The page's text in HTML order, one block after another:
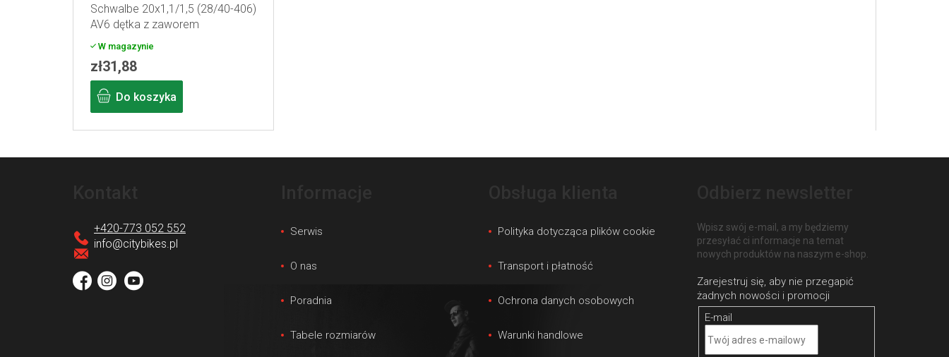
Schwalbe 20x1,1/1,5 (28/40-406)
AV6 dętka z zaworem
samochodowym
W magazynie
zł31,88
Do koszyka
info@citybikes.pl
+420-773 052 552 Serwis
O nas
Poradnia
Tabele rozmiarów
Polityka dotycząca plików cookie
Transport i płatność
Ochrona danych osobowych
Warunki handlowe
Wpisz swój e-mail, a my będziemy
przesyłać ci informacje na temat
nowych produktów na naszym e-shop.
E-mail